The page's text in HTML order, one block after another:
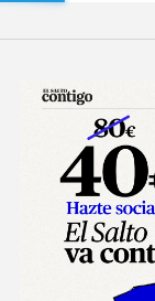
Salto a